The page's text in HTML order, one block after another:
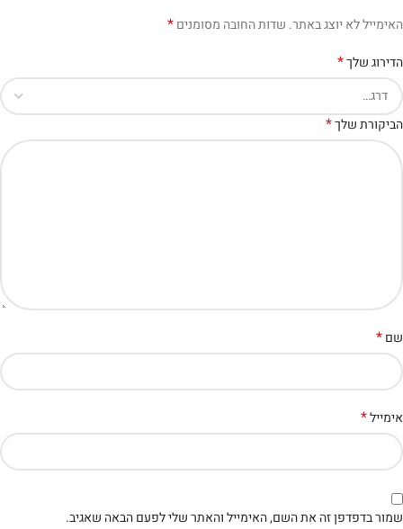
האימייל לא יוצג באתר. שדות החובה מסומנים*
הדירוג שלך*
הביקורת שלך*
שם*
אימייל*
שמור בדפדפן זה את השם, האימייל והאתר שלי לפעם הבאה שאגיב.